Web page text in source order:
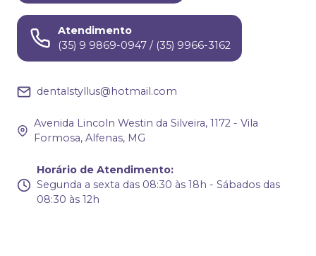
Atendimento
(35) 9 9869-0947 / (35) 9966-3162
dentalstyllus@hotmail.com
Avenida Lincoln Westin da Silveira, 1172 - Vila
Formosa, Alfenas, MG
Horário de Atendimento:
Segunda a sexta das 08:30 às 18h - Sábados das
08:30 às 12h